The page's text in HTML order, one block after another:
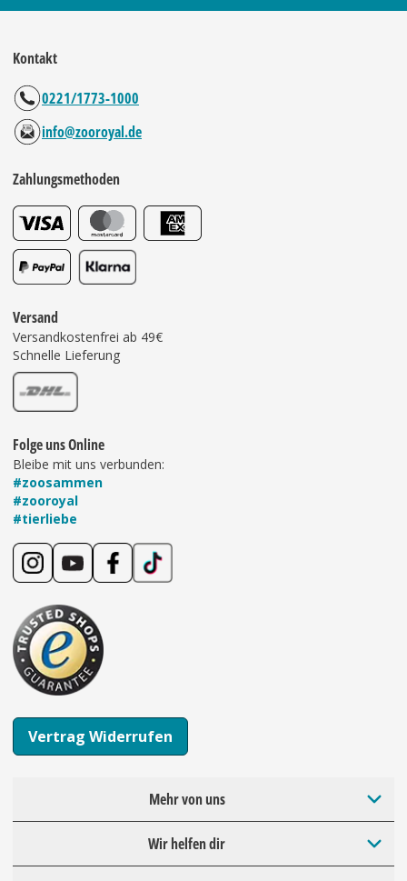
Kontakt
0221/1773-1000
info@zooroyal.de
Zahlungsmethoden
Versand
Versandkostenfrei ab 49€
Schnelle Lieferung
Folge uns Online
Bleibe mit uns verbunden:
#zoosammen
#zooroyal
#tierliebe
Vertrag Widerrufen
Mehr von uns
Wir helfen dir